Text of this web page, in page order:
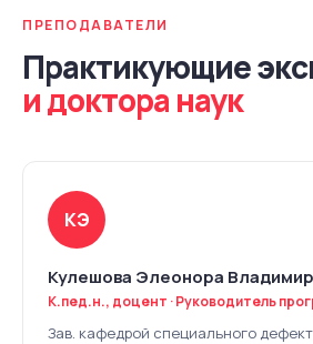
ПРЕПОДАВАТЕЛИ
Практикующие
и доктора наук
КЭ
Кулешова Элеонора
К.пед.н., доцент · Руководитель
Зав. кафедрой специального